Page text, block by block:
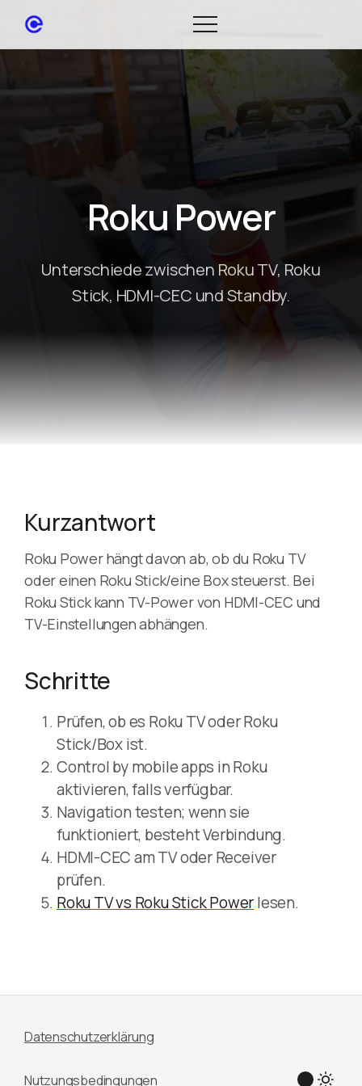
Roku Power
Unterschiede zwischen Roku TV, Roku
Stick, HDMI-CEC und Standby.
Kurzantwort
Roku Power hängt davon ab, ob du Roku TV
oder einen Roku Stick/eine Box steuerst. Bei
Roku Stick kann TV-Power von HDMI-CEC und
TV-Einstellungen abhängen.
Schritte
Prüfen, ob es Roku TV oder Roku
Stick/Box ist.
Control by mobile apps in Roku
aktivieren, falls verfügbar.
Navigation testen; wenn sie
funktioniert, besteht Verbindung.
HDMI-CEC am TV oder Receiver
prüfen.
Roku TV vs Roku Stick Powerlesen.
Datenschutzerklärung
Nutzungsbedingungen